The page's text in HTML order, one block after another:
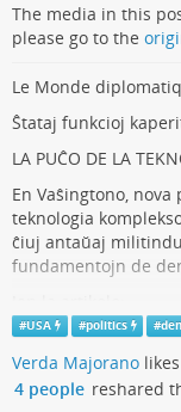
The media in this
please go to the
Le Monde
Ŝtataj funkcioj
LA PUĈO DE LA
En Vaŝingtono,
teknologia
ĉiuj antaŭaj
fundamentojn de
#Esperanto#lang_eo
#USA #politics #
Verda Majorano
4 people reshared